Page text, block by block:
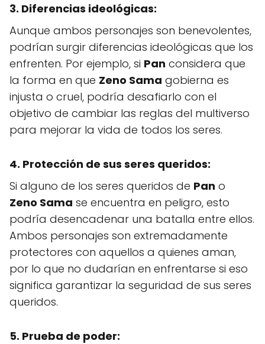
3. Diferencias ideológicas:
Aunque ambos personajes son benevolentes,
podrían surgir diferencias ideológicas que los
enfrenten. Por ejemplo, si Pan considera que
la forma en que Zeno Sama gobierna es
injusta o cruel, podría desafiarlo con el
objetivo de cambiar las reglas del multiverso
para mejorar la vida de todos los seres.
4. Protección de sus seres queridos:
Si alguno de los seres queridos de Pan o
Zeno Sama se encuentra en peligro, esto
podría desencadenar una batalla entre ellos.
Ambos personajes son extremadamente
protectores con aquellos a quienes aman,
por lo que no dudarían en enfrentarse si eso
significa garantizar la seguridad de sus seres
queridos.
5. Prueba de poder: